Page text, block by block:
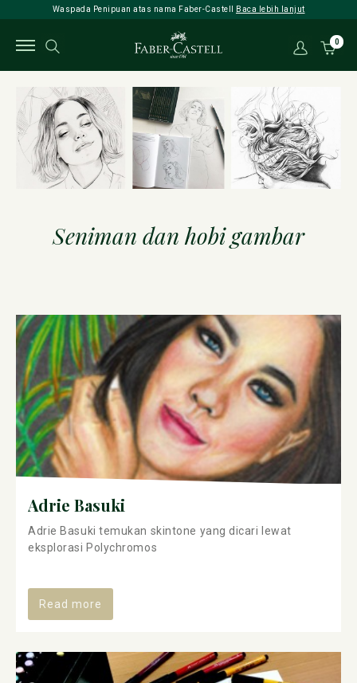
Waspada Penipuan atas nama Faber-Castell Baca lebih lanjut
0
Seniman dan hobi gambar
Adrie Basuki
Adrie Basuki temukan skintone yang dicari lewat
eksplorasi Polychromos
Read more